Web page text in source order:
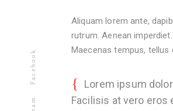
Facebook
Aliquam lorem ante,
rutrum. Aenean
Maecenas tempus,
Lorem ipsum
Facilisis at vero